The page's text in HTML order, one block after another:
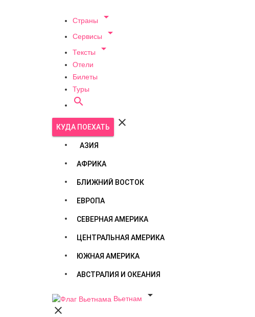
Страны 
Сервисы 
Тексты 
Отели
Билеты
Туры

КУДА ПОЕХАТЬ 
АЗИЯ
АФРИКА
БЛИЖНИЙ ВОСТОК
ЕВРОПА
СЕВЕРНАЯ АМЕРИКА
ЦЕНТРАЛЬНАЯ АМЕРИКА
ЮЖНАЯ АМЕРИКА
АВСТРАЛИЯ И ОКЕАНИЯ
Вьетнам

